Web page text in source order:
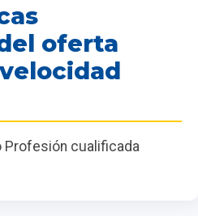
oferta
Profesión cualificada